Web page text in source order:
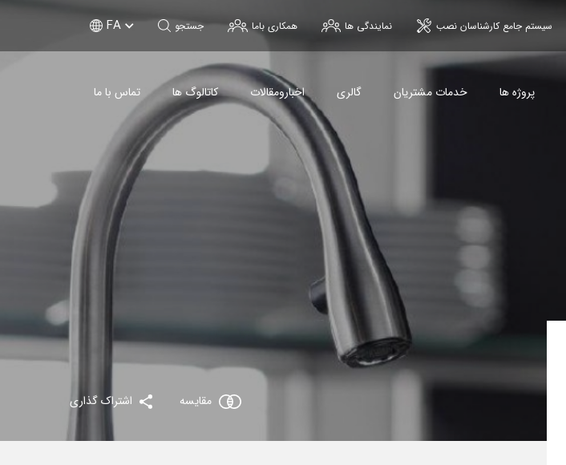
سیستم جامع کارشناسان نصب نمایندگی ها همکاری باما جستجو FA
پروژه ها خدمات مشتریان گالری اخبارومقالات کاتالوگ ها تماس با ما
مقایسه اشتراک گذاری